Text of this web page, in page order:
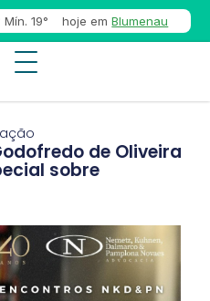
Mín. 19° hoje em Blumenau
de Oliveira
sobre